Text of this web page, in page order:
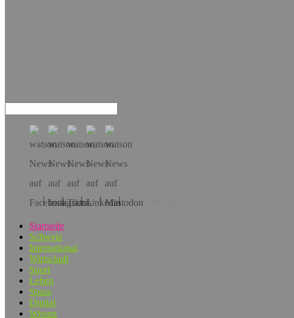
Hol dir die App!
Startseite
Schweiz
International
Wirtschaft
Sport
Leben
Spass
Digital
Wissen